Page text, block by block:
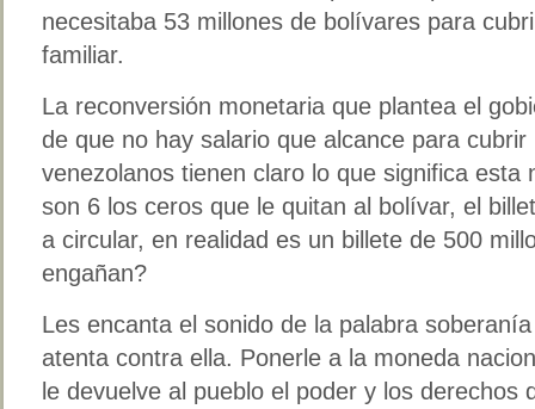
necesitaba 53 millones de bolívares para
familiar.
La reconversión monetaria que plantea el
de que no hay salario que alcance para
venezolanos tienen claro lo que significa esta
son 6 los ceros que le quitan al bolívar, el
a circular, en realidad es un billete de 500
engañan?
Les encanta el sonido de la palabra
atenta contra ella. Ponerle a la moneda
le devuelve al pueblo el poder y los derechos